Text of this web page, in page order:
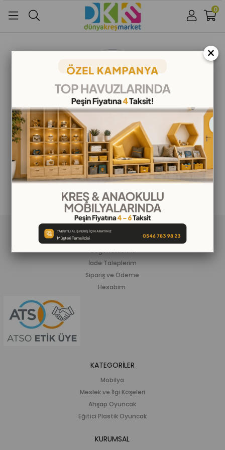
Google İle Bağlan
0
ALIŞVERİŞ BİLGİLERİ
Beğendiklerim
İade Taleplerim
Sipariş ve Ödeme
Hesabım
KATEGORİLER
Mobilya
Meslek ve İlgi Köşeleri
Ahşap Oyuncak
Eğitici Plastik Oyuncak
KURUMSAL
×